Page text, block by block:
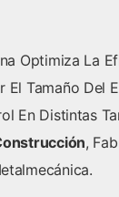
Optimiza La
El Tamaño Del
En Distintas
,